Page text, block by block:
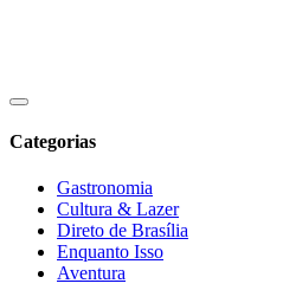
Categorias
Gastronomia
Cultura & Lazer
Direto de Brasília
Enquanto Isso
Aventura